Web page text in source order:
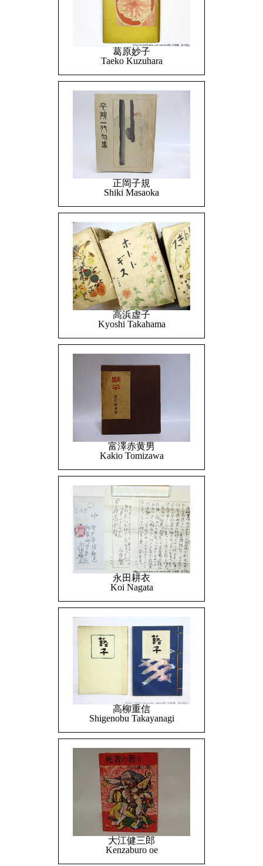
葛原妙子
Taeko Kuzuhara
正岡子規
Shiki Masaoka
高浜虚子
Kyoshi Takahama
富澤赤黄男
Kakio Tomizawa
永田耕衣
Koi Nagata
高柳重信
Shigenobu Takayanagi
大江健三郎
Kenzaburo oe